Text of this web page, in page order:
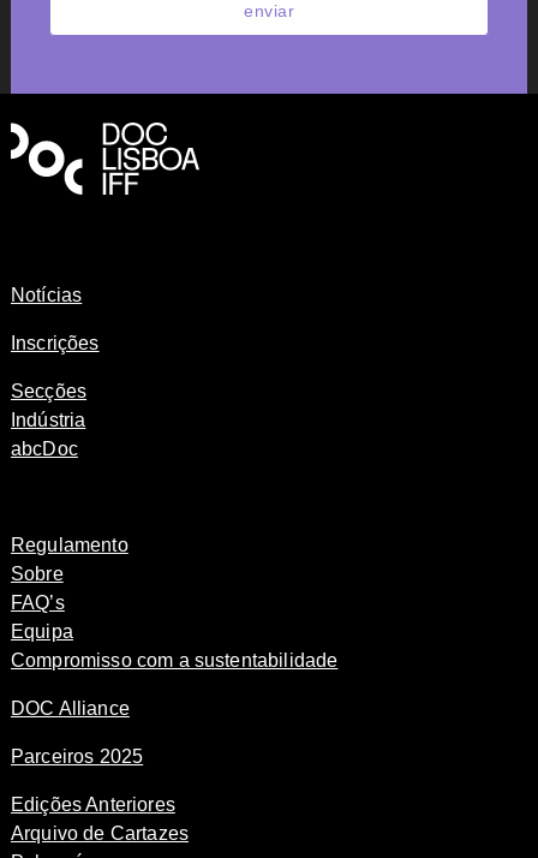
enviar
Notícias
Inscrições
Secções
Indústria
abcDoc
Regulamento
Sobre
FAQ’s
Equipa
Compromisso com a sustentabilidade
DOC Alliance
Parceiros 2025
Edições Anteriores
Arquivo de Cartazes